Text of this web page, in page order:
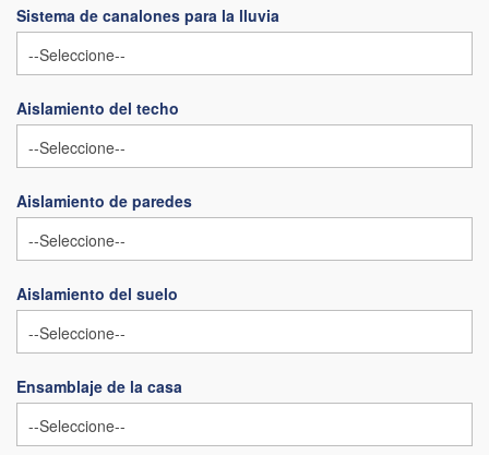
Sistema de canalones para la lluvia
Aislamiento del techo
Aislamiento de paredes
Aislamiento del suelo
Ensamblaje de la casa